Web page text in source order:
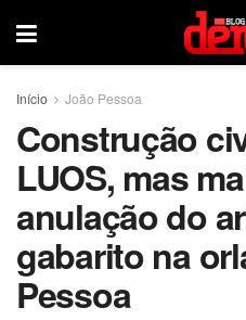
Início João Pessoa
Construção
LUOS, mas
anulação do
gabarito na
Pessoa